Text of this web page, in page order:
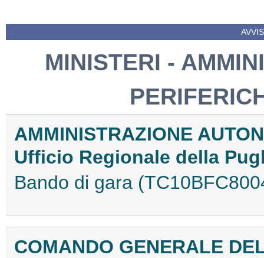
MINISTERI -
AMMINISTRAZIONE
Ufficio Regionale della
Bando di gara
COMANDO GENERALE